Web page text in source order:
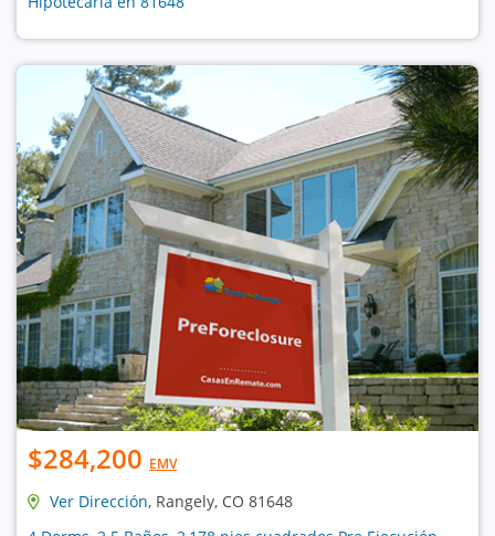
$284,200 EMV
Ver Dirección, Rangely, CO 81648